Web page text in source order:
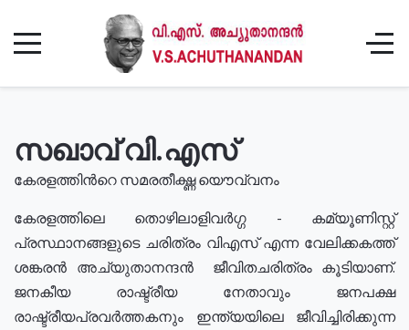
സഖാവ് വി.എസ്
കേരളത്തിൻറെ സമരതീക്ഷ്ണ യൌവ്വനം
കേരളത്തിലെ തൊഴിലാളിവർഗ്ഗ - കമ്യൂണിസ്റ്റ്
പ്രസ്ഥാനങ്ങളുടെ ചരിത്രം വിഎസ് എന്ന വേലിക്കകത്ത്
ശങ്കരൻ അച്യുതാനന്ദൻ ജീവിതചരിത്രം കൂടിയാണ്.
ജനകീയ രാഷ്ട്രീയ നേതാവും ജനപക്ഷ
രാഷ്ട്രീയപ്രവർത്തകനും ഇന്ത്യയിലെ ജീവിച്ചിരിക്കുന്ന